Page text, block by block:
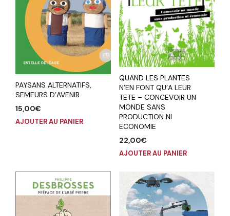
PAYSANS ALTERNATIFS,
SEMEURS D’AVENIR
15,00€
AJOUTER AU PANIER
QUAND LES PLANTES
N’EN FONT QU’A LEUR
TETE – CONCEVOIR UN
MONDE SANS
PRODUCTION NI
ECONOMIE
22,00€
AJOUTER AU PANIER